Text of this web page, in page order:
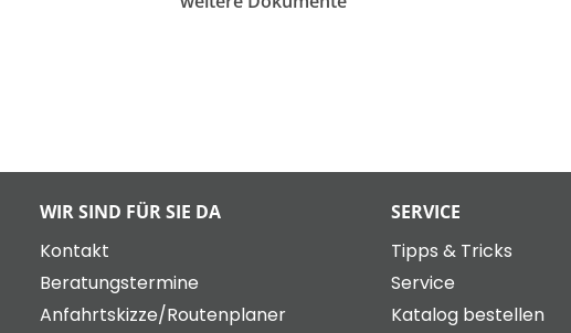
WIR SIND FÜR SIE DA
Kontakt
Beratungstermine
Anfahrtskizze/Routenplaner
SERVICE
Tipps & Tricks
Service
Katalog bestellen